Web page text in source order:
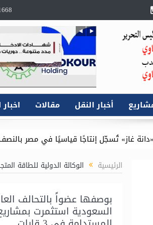
أخبار النقل مقالات
في مصر بالنصف الأول من 2026 وتستعيد كافة مستحقاتها المتأخرة
الرئيسية الوكالة الدولية للطاقة
بوصفها عضواً بالتحالف
السعودية استثمرت